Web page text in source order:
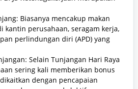
Biasanya mencakup makan
kantin perusahaan, seragam kerja,
perlindungan diri (APD) yang
Selain Tunjangan Hari Raya
sering kali memberikan bonus
dengan pencapaian